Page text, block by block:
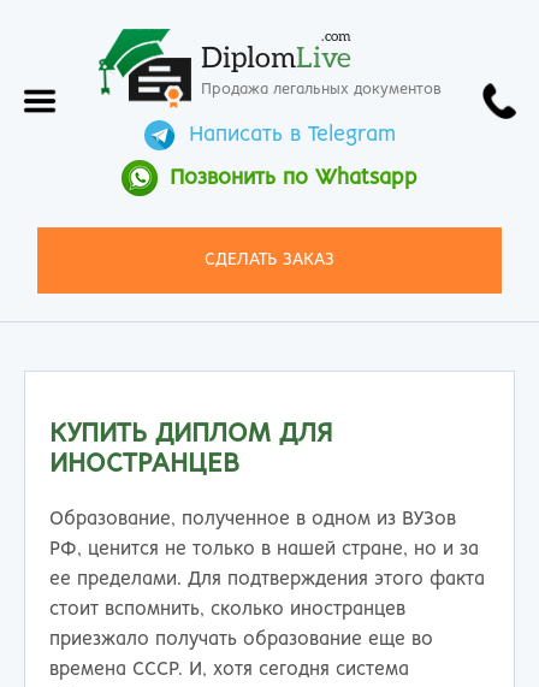
DiplomLive
.com
Продажа легальных документов
Написать в Telegram
Позвонить по Whatsapp
СДЕЛАТЬ ЗАКАЗ
КУПИТЬ ДИПЛОМ ДЛЯ
ИНОСТРАНЦЕВ
Образование, полученное в одном из ВУЗов
РФ, ценится не только в нашей стране, но и за
ее пределами. Для подтверждения этого факта
стоит вспомнить, сколько иностранцев
приезжало получать образование еще во
времена СССР. И, хотя сегодня система